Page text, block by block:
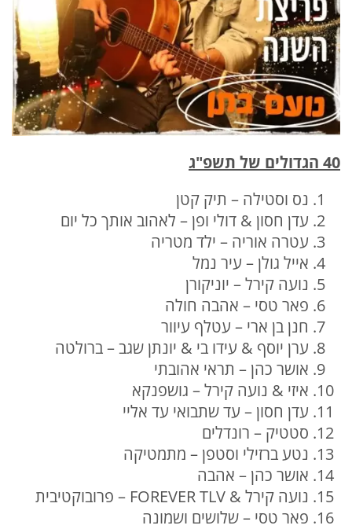
40 הגדולים של תשפ"ג
נס וסטילה – תיק קטן
עדן חסון & דולי ופן – לאהוב אותך כל יום
עטרה אוריה – ילד מטריה
אייל גולן – עיר נמל
נועה קירל – יוניקורן
פאר טסי – אהבה חולה
חנן בן ארי – עטלף עיוור
ערן יוסף & עידו בי & יונתן שגב – ברולטה
אושר כהן – תראי אהובתי
איזי & נועה קירל – גושפנקא
עדן חסון – עד שתבואי עד אליי
סטטיק – רונדלים
נטע ברזילי וסטפן – מתמטיקה
אושר כהן – אהבה
נועה קירל & FOREVER TLV – פרובוקטיבית
פאר טסי – שלושים ושמונה